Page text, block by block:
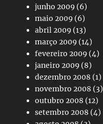
junho 2009 (6)
maio 2009 (6)
abril 2009 (13)
março 2009 (14)
fevereiro 2009 (4)
janeiro 2009 (8)
dezembro 2008 (1)
novembro 2008 (3)
outubro 2008 (12)
setembro 2008 (4)